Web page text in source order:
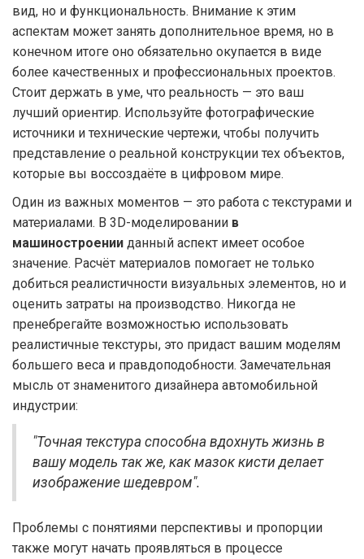
вид, но и функциональность. Внимание к этим
аспектам может занять дополнительное время, но в
конечном итоге оно обязательно окупается в виде
более качественных и профессиональных проектов.
Стоит держать в уме, что реальность — это ваш
лучший ориентир. Используйте фотографические
источники и технические чертежи, чтобы получить
представление о реальной конструкции тех объектов,
которые вы воссоздаёте в цифровом мире.
Один из важных моментов — это работа с текстурами и
материалами. В 3D-моделировании в
машиностроении данный аспект имеет особое
значение. Расчёт материалов помогает не только
добиться реалистичности визуальных элементов, но и
оценить затраты на производство. Никогда не
пренебрегайте возможностью использовать
реалистичные текстуры, это придаст вашим моделям
большего веса и правдоподобности. Замечательная
мысль от знаменитого дизайнера автомобильной
индустрии:
"Точная текстура способна вдохнуть жизнь в
вашу модель так же, как мазок кисти делает
изображение шедевром".
Проблемы с понятиями перспективы и пропорции
также могут начать проявляться в процессе